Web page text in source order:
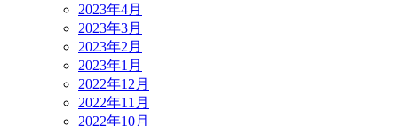
2023年4月
2023年3月
2023年2月
2023年1月
2022年12月
2022年11月
2022年10月